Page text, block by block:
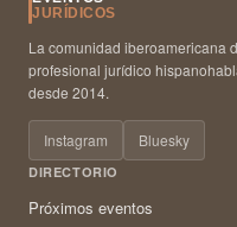
JURÍDICOS
La comunidad iberoamericana
profesional jurídico
desde 2014.
Instagram Bluesky
DIRECTORIO
Próximos eventos